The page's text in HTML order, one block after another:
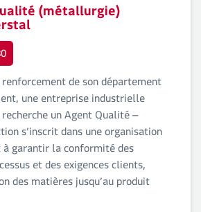
(métallurgie)
de son département
une entreprise industrielle
un Agent Qualité –
s’inscrit dans une organisation
garantir la conformité des
et des exigences clients,
des matières jusqu’au produit